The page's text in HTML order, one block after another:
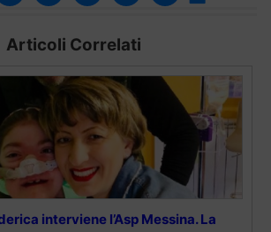
Articoli Correlati
interviene l’Asp Messina. La